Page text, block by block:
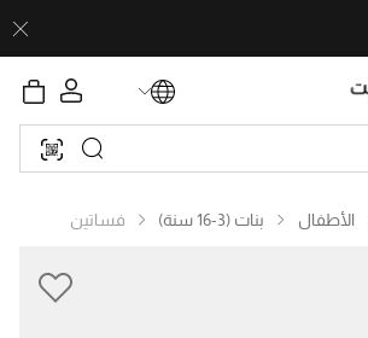
الأطفال بنات (3-16 سنة) فساتين